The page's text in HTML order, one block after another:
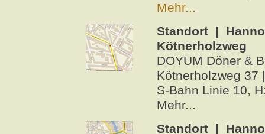
Mehr...
Standort |
Kötnerholzweg
DOYUM Döner &
Kötnerholzweg 37
S-Bahn Linie 10,
Mehr...
Standort |